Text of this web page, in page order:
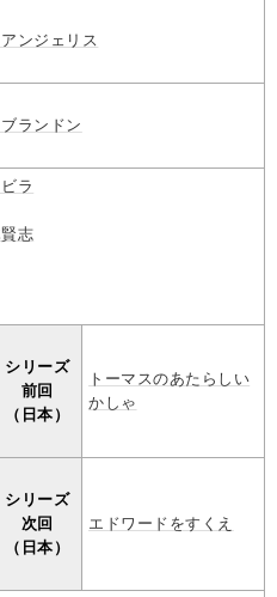
ンジェリス
ランドン
ラ
志
シリーズ
前回
（日本）
トーマスのあたらしい
かしゃ
シリーズ
次回
（日本）
エドワードをすくえ